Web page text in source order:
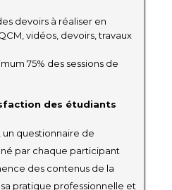
devoirs à réaliser en
vidéos, devoirs, travaux
75% des sessions de
des étudiants
un questionnaire de
par chaque participant
des contenus de la
pratique professionnelle et